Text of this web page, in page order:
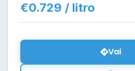
€0.729 / litro
Vai